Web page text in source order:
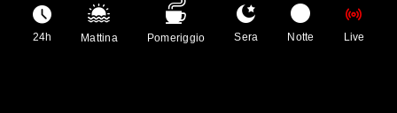
24h Mattina Pomeriggio Sera Notte Live